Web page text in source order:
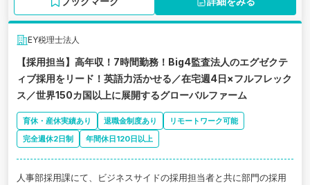
EY税理士法人
【採用担当】高年収！7時間勤務！Big4監査法人のエグゼクテ
ィブ採用をリード！英語力活かせる／在宅週4日×フルフレック
ス／世界150カ国以上に展開するグローバルファーム
育休・産休実績あり 退職金制度あり
リモートワーク可能
完全週休2日制
年間休日120日以上
人事部採用課にて、ビジネスサイドの採用担当者と共に部門の採用